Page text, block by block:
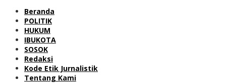
Beranda
POLITIK
HUKUM
IBUKOTA
SOSOK
Redaksi
Kode Etik Jurnalistik
Tentang Kami